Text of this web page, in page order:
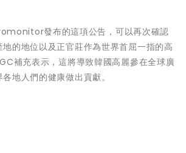
發布的這項公告，可以再次確認
的地位以及正官莊作為世界首屈一指的高
補充表示，這將導致韓國高麗參在全球廣
地人們的健康做出貢獻。